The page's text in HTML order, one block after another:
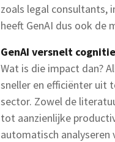
zoals legal consultants,
heeft GenAI dus ook de
GenAI versnelt
Wat is die impact dan?
sneller en efficiënter uit
sector. Zowel de
tot aanzienlijke
automatisch